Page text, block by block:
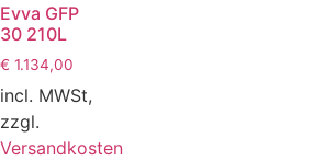
Evva GFP
30 210L
€ 1.134,00
incl. MWSt,
zzgl.
Versandkosten